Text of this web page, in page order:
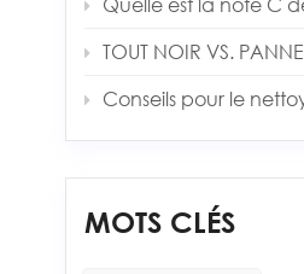
TOUT NOIR VS. PANNEAUX
Conseils pour le nettoyage des
MOTS CLÉS